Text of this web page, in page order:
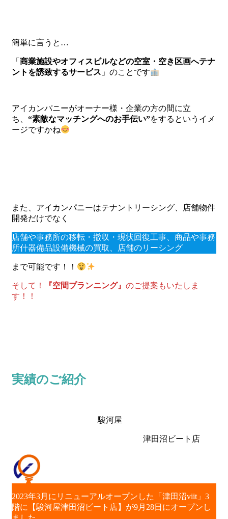
簡単に言うと…
「 商業施設やオフィスビルなどの空室・空き区画へテナ
ントを誘致するサービス 」のことです
アイカンパニーがオーナー様・企業の方の間に立
ち、 “素敵なマッチングへのお手伝い”をするというイメ
ージですかね
また、アイカンパニーはテナントリーシング、店舗物件
開発だけでなく
店舗や事務所の移転・撤収・現状回復工事、商品や事務
所什器備品設備機械の買取、店舗のリーシング
まで可能です！！
そして！ 『空間プランニング』 のご提案もいたしま
す！！
実績のご紹介
駿河屋
津田沼ビート店
2023年3月にリニューアルオープンした「津田沼viit」3
階に【駿河屋津田沼ビート店】が9月28日にオープンし